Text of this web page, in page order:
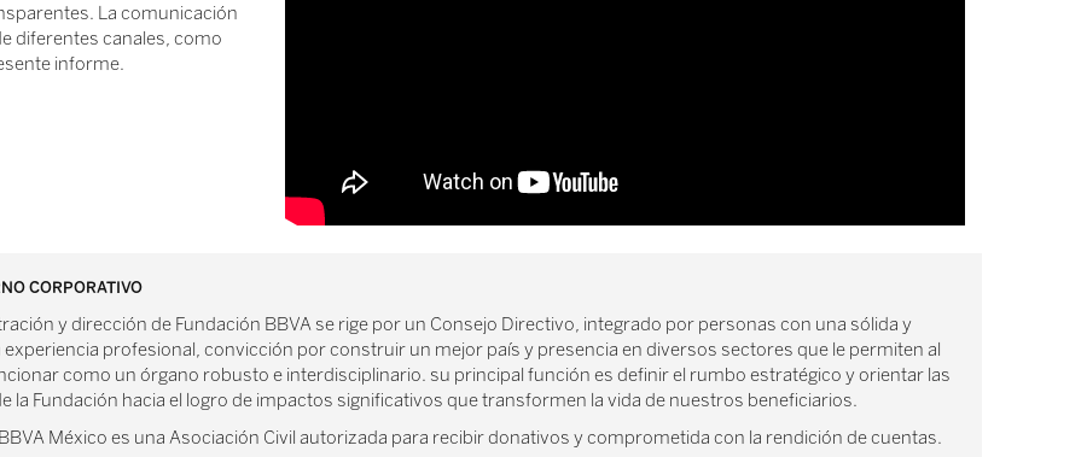
La comunicación
diferentes canales, como
informe.
CORPORATIVO
y dirección de Fundación BBVA se rige por un Consejo Directivo, integrado por personas con una sólida y
profesional, convicción por construir un mejor país y presencia en diversos sectores que le permiten al
como un órgano robusto e interdisciplinario. su principal función es definir el rumbo estratégico y orientar las
la Fundación hacia el logro de impactos significativos que transformen la vida de nuestros beneficiarios.
México es una Asociación Civil autorizada para recibir donativos y comprometida con la rendición de cuentas.